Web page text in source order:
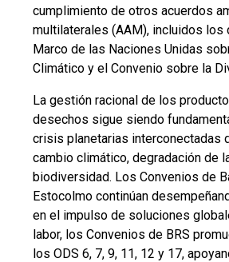
cumplimiento de otros acuerdos
multilaterales (AAM), incluidos los
Marco de las Naciones Unidas
Climático y el Convenio sobre la
La gestión racional de los
desechos sigue siendo
crisis planetarias interconectadas
cambio climático, degradación de
biodiversidad. Los Convenios de
Estocolmo continúan
en el impulso de soluciones
labor, los Convenios de BRS
los ODS 6, 7, 9, 11, 12 y 17,